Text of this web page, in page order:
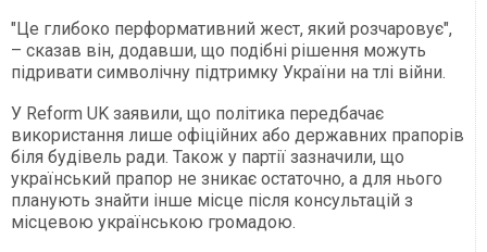
"Це глибоко перформативний жест, який розчаровує",
– сказав він, додавши, що подібні рішення можуть
підривати символічну підтримку України на тлі війни.
У Reform UK заявили, що політика передбачає
використання лише офіційних або державних прапорів
біля будівель ради. Також у партії зазначили, що
український прапор не зникає остаточно, а для нього
планують знайти інше місце після консультацій з
місцевою українською громадою.